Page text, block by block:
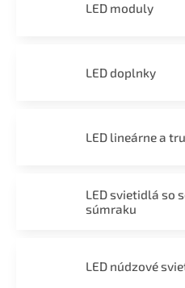
LED moduly
LED doplnky
LED lineárne a
LED svietidlá so
súmraku
LED núdzové